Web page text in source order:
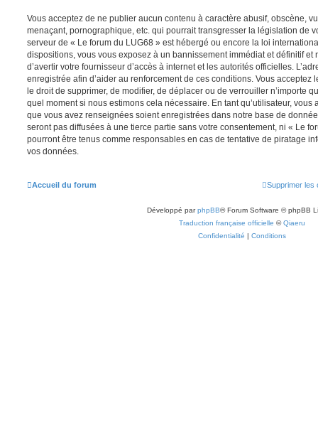
Vous acceptez de ne publier aucun contenu à caractère abusif, obscène,
menaçant, pornographique, etc. qui pourrait transgresser la législation de
serveur de « Le forum du LUG68 » est hébergé ou encore la loi
dispositions, vous vous exposez à un bannissement immédiat et définitif et
d’avertir votre fournisseur d’accès à internet et les autorités officielles.
enregistrée afin d’aider au renforcement de ces conditions. Vous acceptez
le droit de supprimer, de modifier, de déplacer ou de verrouiller n’importe
quel moment si nous estimons cela nécessaire. En tant qu’utilisateur,
que vous avez renseignées soient enregistrées dans notre base de
seront pas diffusées à une tierce partie sans votre consentement, ni « Le
pourront être tenus comme responsables en cas de tentative de piratage
vos données.
Accueil du forum Supprimer les
Développé parphpBB® Forum Software © phpBB
Traduction française officielle ©Qiaeru
Confidentialité | Conditions